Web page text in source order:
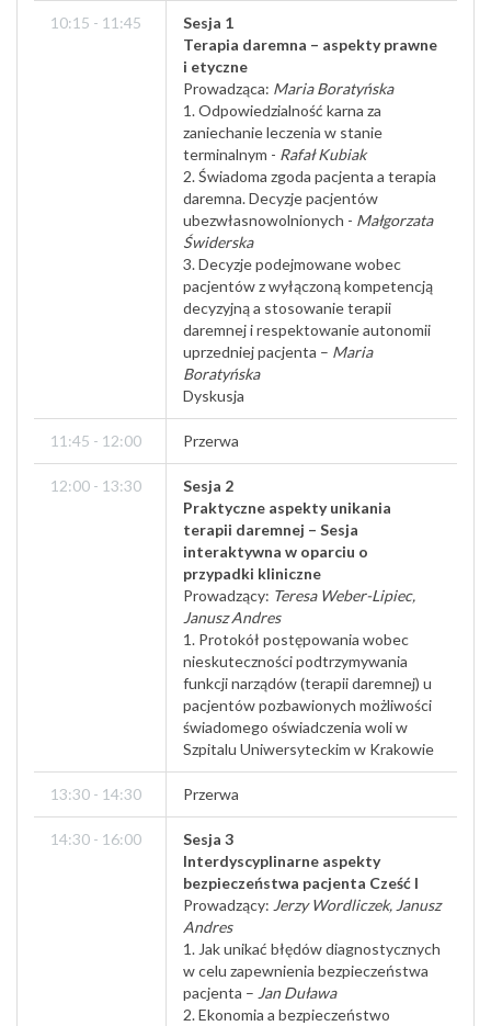
10:15 - 11:45
Sesja 1
Terapia daremna – aspekty prawne
i etyczne
Prowadząca: Maria Boratyńska
1. Odpowiedzialność karna za
zaniechanie leczenia w stanie
terminalnym - Rafał Kubiak
2. Świadoma zgoda pacjenta a terapia
daremna. Decyzje pacjentów
ubezwłasnowolnionych - Małgorzata
Świderska
3. Decyzje podejmowane wobec
pacjentów z wyłączoną kompetencją
decyzyjną a stosowanie terapii
daremnej i respektowanie autonomii
uprzedniej pacjenta – Maria
Boratyńska
Dyskusja
11:45 - 12:00 Przerwa
12:00 - 13:30
Sesja 2
Praktyczne aspekty unikania
terapii daremnej – Sesja
interaktywna w oparciu o
przypadki kliniczne
Prowadzący: Teresa Weber-Lipiec,
Janusz Andres
1. Protokół postępowania wobec
nieskuteczności podtrzymywania
funkcji narządów (terapii daremnej) u
pacjentów pozbawionych możliwości
świadomego oświadczenia woli w
Szpitalu Uniwersyteckim w Krakowie
13:30 - 14:30 Przerwa
14:30 - 16:00
Sesja 3
Interdyscyplinarne aspekty
bezpieczeństwa pacjenta Cześć I
Prowadzący: Jerzy Wordliczek, Janusz
Andres
1. Jak unikać błędów diagnostycznych
w celu zapewnienia bezpieczeństwa
pacjenta – Jan Duława
2. Ekonomia a bezpieczeństwo